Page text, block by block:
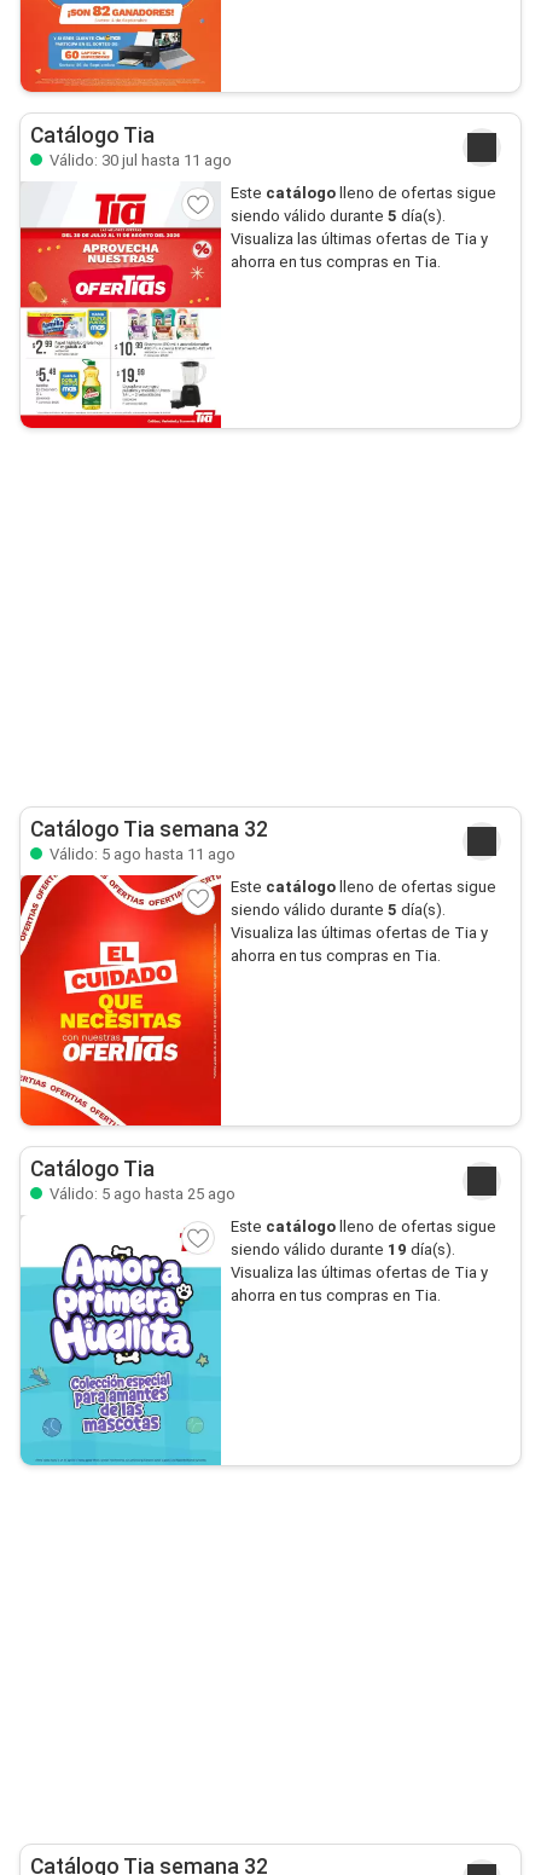
Catálogo Tia
Válido: 30 jul hasta 11 ago
Este catálogo lleno de ofertas sigue
siendo válido durante 5 día(s).
Visualiza las últimas ofertas de Tia y
ahorra en tus compras en Tia.
Catálogo Tia semana 32
Válido: 5 ago hasta 11 ago
Este catálogo lleno de ofertas sigue
siendo válido durante 5 día(s).
Visualiza las últimas ofertas de Tia y
ahorra en tus compras en Tia.
Catálogo Tia
Válido: 5 ago hasta 25 ago
Este catálogo lleno de ofertas sigue
siendo válido durante 19 día(s).
Visualiza las últimas ofertas de Tia y
ahorra en tus compras en Tia.
Catálogo Tia semana 32